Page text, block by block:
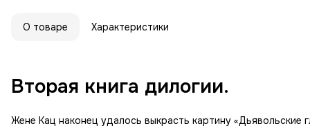
О товаре Характеристики
Вторая книга дилогии.
Жене Кац наконец удалось выкрасть картину «Дьявольские